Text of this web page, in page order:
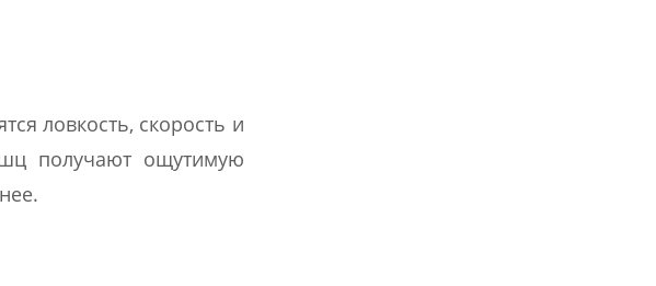
ловкость, скорость и
получают ощутимую